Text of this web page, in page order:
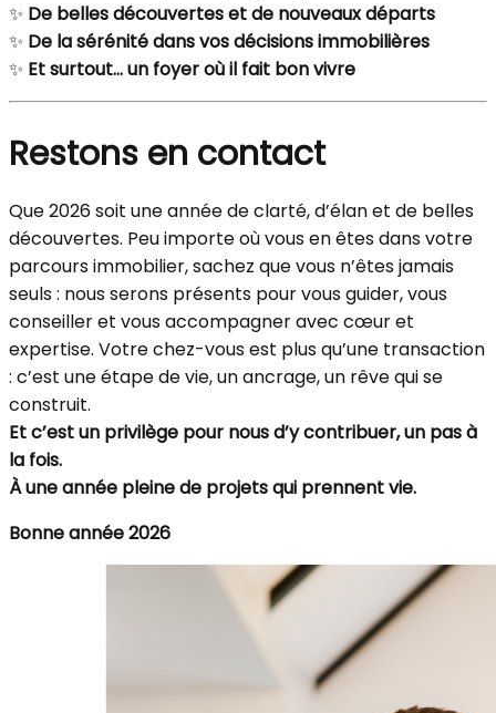
✨ De belles découvertes et de nouveaux départs
✨ De la sérénité dans vos décisions immobilières
✨ Et surtout… un foyer où il fait bon vivre
Restons en contact
Que 2026 soit une année de clarté, d’élan et de belles
découvertes. Peu importe où vous en êtes dans votre
parcours immobilier, sachez que vous n’êtes jamais
seuls : nous serons présents pour vous guider, vous
conseiller et vous accompagner avec cœur et
expertise. Votre chez-vous est plus qu’une transaction
: c’est une étape de vie, un ancrage, un rêve qui se
construit.
Et c’est un privilège pour nous d’y contribuer, un pas à
la fois.
À une année pleine de projets qui prennent vie.
Bonne année 2026